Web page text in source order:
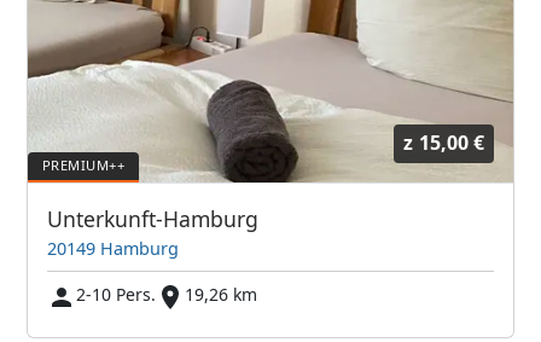
z 15,00 €
Unterkunft-Hamburg
20149 Hamburg
2-10 Pers.
19,26 km